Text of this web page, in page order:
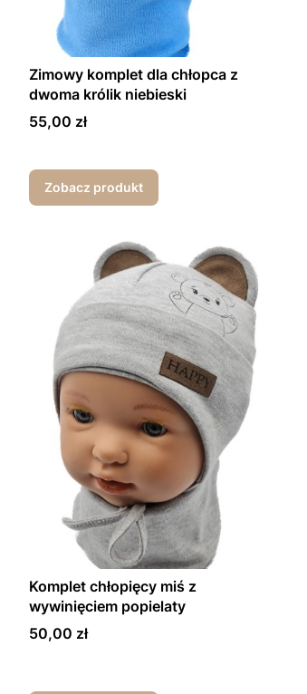
Zimowy komplet dla chłopca z
dwoma królik niebieski
Cena
55,00 zł
Zobacz produkt
Komplet chłopięcy miś z
wywinięciem popielaty
Cena
50,00 zł